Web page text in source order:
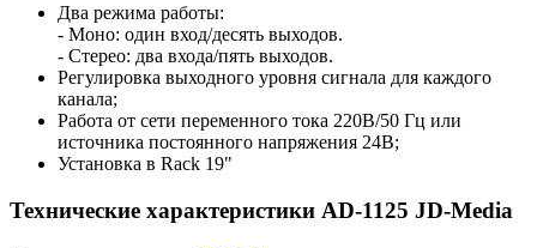
Два режима работы:
- Моно: один вход/десять выходов.
- Стерео: два входа/пять выходов.
Регулировка выходного уровня сигнала для каждого
канала;
Работа от сети переменного тока 220В/50 Гц или
источника постоянного напряжения 24В;
Установка в Rack 19"
Технические характеристики AD-1125 JD-Media